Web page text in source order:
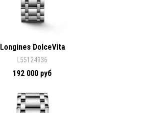
Longines DolceVita
L55124936
192 000 руб